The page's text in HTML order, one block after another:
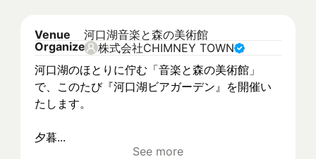
Venue
河口湖音楽と森の美術館
Organizer 株式会社CHIMNEY TOWN
河口湖のほとりに佇む「音楽と森の美術館」
で、このたび『河口湖ビアガーデン』を開催い
たします。
夕暮...
See more